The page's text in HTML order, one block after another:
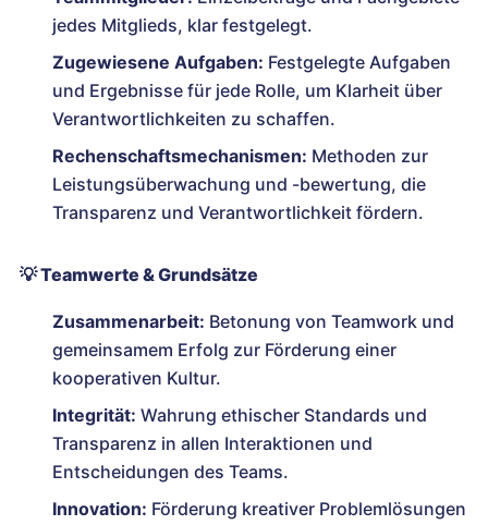
jedes Mitglieds, klar festgelegt.
Zugewiesene Aufgaben: Festgelegte Aufgaben
und Ergebnisse für jede Rolle, um Klarheit über
Verantwortlichkeiten zu schaffen.
Rechenschaftsmechanismen: Methoden zur
Leistungsüberwachung und -bewertung, die
Transparenz und Verantwortlichkeit fördern.
💡Teamwerte & Grundsätze
Zusammenarbeit: Betonung von Teamwork und
gemeinsamem Erfolg zur Förderung einer
kooperativen Kultur.
Integrität: Wahrung ethischer Standards und
Transparenz in allen Interaktionen und
Entscheidungen des Teams.
Innovation: Förderung kreativer Problemlösungen